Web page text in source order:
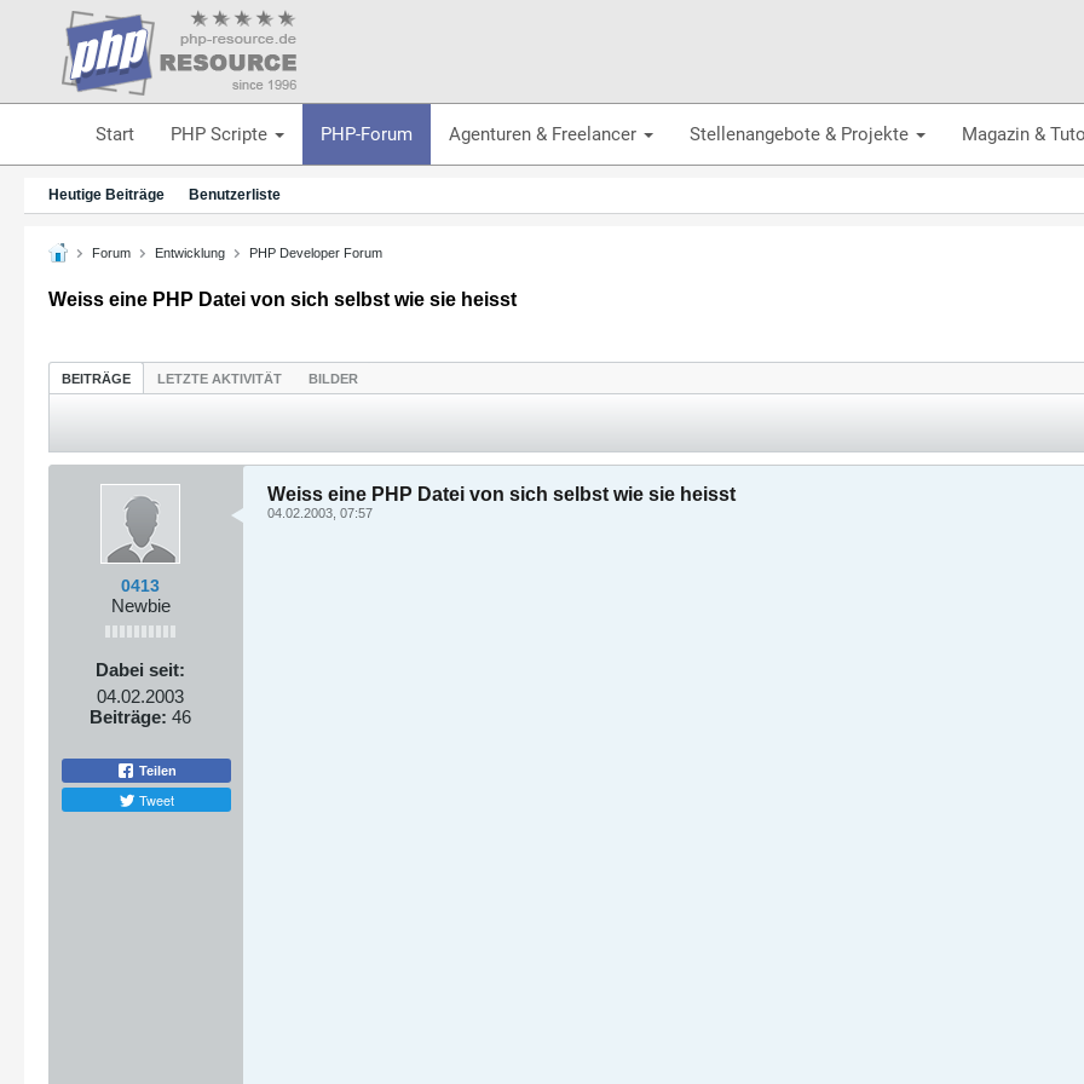
Start PHP Scripte PHP-Forum Agenturen & Freelancer Stellenangebote & Projekte Magazin &
Heutige Beiträge Benutzerliste
Forum Entwicklung PHP Developer Forum
Weiss eine PHP Datei von sich selbst wie sie heisst
BEITRÄGE LETZTE AKTIVITÄT BILDER
0413
Newbie
Dabei seit:
04.02.2003
Beiträge: 46
Teilen
Tweet
Weiss eine PHP Datei von sich selbst wie sie heisst
04.02.2003, 07:57